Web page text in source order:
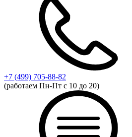
+7 (499) 705-88-82
(работаем Пн-Пт с 10 до 20)